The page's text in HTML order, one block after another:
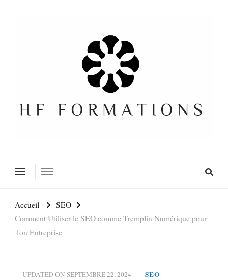
Accueil
SEO
Comment Utiliser le SEO comme Tremplin Numérique pour
Ton Entreprise
UPDATED ON SEPTEMBRE 22, 2024 SEO